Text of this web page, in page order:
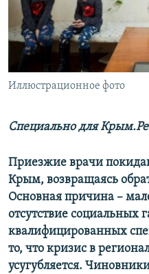
ПОБЕДИТЕЛЕЙ НЕ СУДЯТ?
КРЫМ.НЕПОКОРЕННЫЙ
УКРАИНСКАЯ ПРОБЛЕМА КРЫМА
ПРИСОЕДИНЯЙТЕСЬ!
Иллюстрационное фото
Специально для
Приезжие врачи
Крым, возвращаясь
Основная причина –
отсутствие социальных
квалифицированных
то, что кризис в
усугубляется.